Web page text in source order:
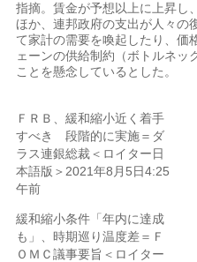
指摘。賃金が予想以上に上昇し
ほか、連邦政府の支出が人々の
て家計の需要を喚起したり、価
ェーンの供給制約（ボトルネッ
ことを懸念しているとした。
ＦＲＢ、緩和縮小近く着手
すべき 段階的に実施＝ダ
ラス連銀総裁＜ロイター日
本語版＞2021年8月5日4:25
午前
緩和縮小条件「年内に達成
も」、時期巡り温度差＝Ｆ
ＯＭＣ議事要旨＜ロイター